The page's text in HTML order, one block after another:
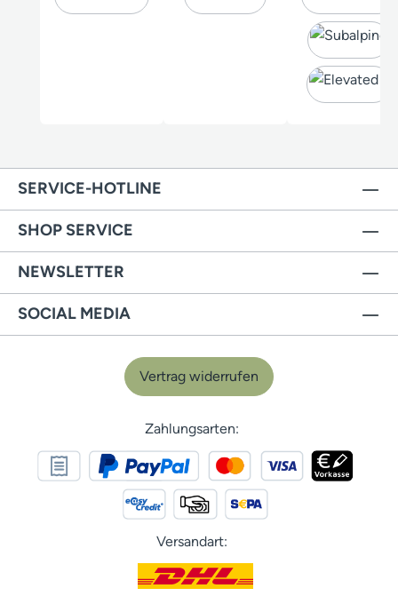
SERVICE-HOTLINE
SHOP SERVICE
NEWSLETTER
SOCIAL MEDIA
Vertrag widerrufen
Zahlungsarten:
Versandart: